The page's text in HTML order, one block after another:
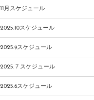
11月スケジュール
2025.10スケジュール
2025.9スケジュール
2025.７スケジュール
2025.6スケジュール